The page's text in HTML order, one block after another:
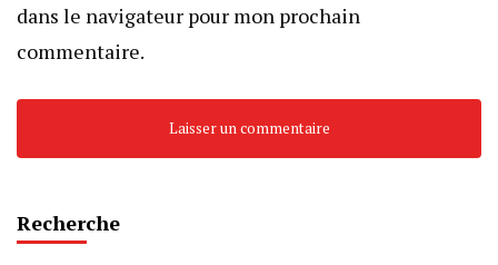
dans le navigateur pour mon prochain
commentaire.
Recherche